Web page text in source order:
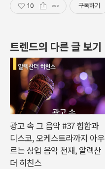
10 구독하기
트렌드의 다른 글 보기
광고 속 그 음악 #37 힙합과
디스코, 오케스트라까지 아우
르는 상업 음악 천재, 알렉산
더 히친스